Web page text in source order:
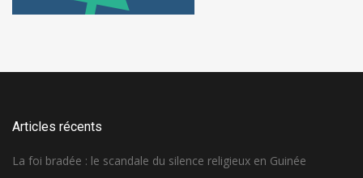
Articles récents
La foi bradée : le scandale du silence religieux en Guinée